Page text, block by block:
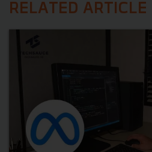
RELATED ARTICLE